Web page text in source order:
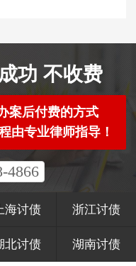
功 不收费
案后付费的方式
由专业律师指导！
4866
海讨债 浙江讨债
北讨债 湖南讨债